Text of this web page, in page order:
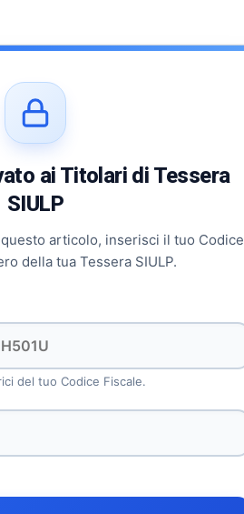
ai Titolari di Tessera
SIULP
articolo, inserisci il tuo Codice
della tua Tessera SIULP.
del tuo Codice Fiscale.